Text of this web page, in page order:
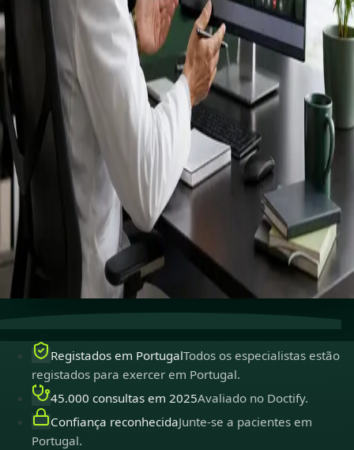
Specialist
consultation
Connect with specialists across cardiology, dermatology,
nutrition and more.
Book specialist consultation Ver perfis
Cuidados especializadosConecte-se com especialistas
experientes online.
Registados em Portugal
Médicos registados para
exercer em Portugal.
Consultas segurasPrivadas, confidenciais e fáceis de
Registados em PortugalTodos os especialistas estão
registados para exercer em Portugal.
45.000 consultas em 2025Avaliado no Doctify.
Confiança reconhecidaJunte-se a pacientes em
Portugal.